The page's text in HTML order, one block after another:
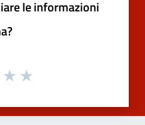
le informazioni